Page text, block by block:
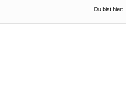
Du bist hier: